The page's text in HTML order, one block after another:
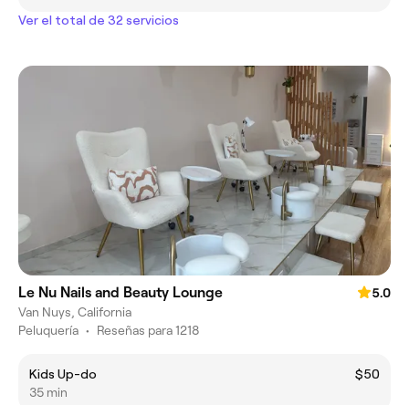
Ver el total de 32 servicios
Le Nu Nails and Beauty Lounge
5.0
Van Nuys, California
Peluquería • Reseñas para 1218
Kids Up-do
$50
35 min